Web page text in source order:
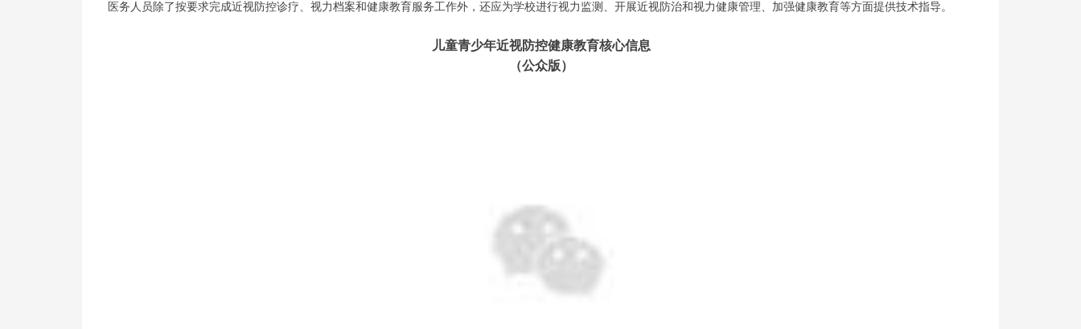
医务人员除了按要求完成近视防控诊疗、视力档案和健康教育服务工作外，还应为学校进行视力监测、开展近视防治和视力健康管理、加强健康教育等方面提供技术指导。
儿童青少年近视防控健康教育核心信息
（公众版）